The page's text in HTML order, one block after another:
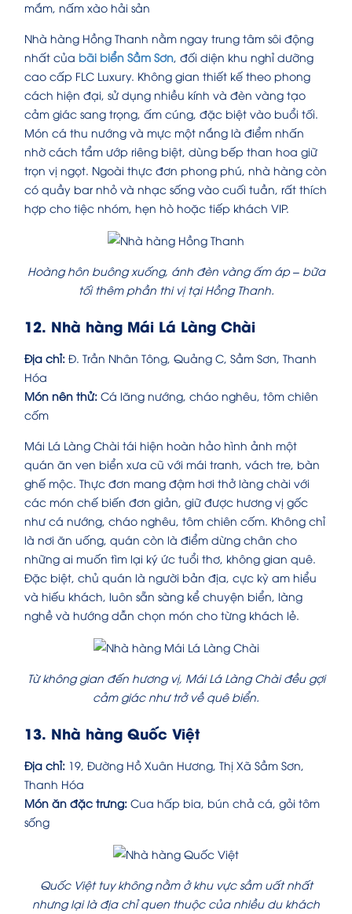
mắm, nấm xào hải sản
Nhà hàng Hồng Thanh nằm ngay trung tâm sôi động
nhất của bãi biển Sầm Sơn , đối diện khu nghỉ dưỡng
cao cấp FLC Luxury. Không gian thiết kế theo phong
cách hiện đại, sử dụng nhiều kính và đèn vàng tạo
cảm giác sang trọng, ấm cúng, đặc biệt vào buổi tối.
Món cá thu nướng và mực một nắng là điểm nhấn
nhờ cách tẩm ướp riêng biệt, dùng bếp than hoa giữ
trọn vị ngọt. Ngoài thực đơn phong phú, nhà hàng còn
có quầy bar nhỏ và nhạc sống vào cuối tuần, rất thích
hợp cho tiệc nhóm, hẹn hò hoặc tiếp khách VIP.
Hoàng hôn buông xuống, ánh đèn vàng ấm áp – bữa
tối thêm phần thi vị tại Hồng Thanh.
12. Nhà hàng Mái Lá Làng Chài
Địa chỉ: Đ. Trần Nhân Tông, Quảng C, Sầm Sơn, Thanh
Hóa
Món nên thử: Cá lăng nướng, cháo nghêu, tôm chiên
cốm
Mái Lá Làng Chài tái hiện hoàn hảo hình ảnh một
quán ăn ven biển xưa cũ với mái tranh, vách tre, bàn
ghế mộc. Thực đơn mang đậm hơi thở làng chài với
các món chế biến đơn giản, giữ được hương vị gốc
như cá nướng, cháo nghêu, tôm chiên cốm. Không chỉ
là nơi ăn uống, quán còn là điểm dừng chân cho
những ai muốn tìm lại ký ức tuổi thơ, không gian quê.
Đặc biệt, chủ quán là người bản địa, cực kỳ am hiểu
và hiếu khách, luôn sẵn sàng kể chuyện biển, làng
nghề và hướng dẫn chọn món cho từng khách lẻ.
Từ không gian đến hương vị, Mái Lá Làng Chài đều gợi
cảm giác như trở về quê biển.
13. Nhà hàng Quốc Việt
Địa chỉ: 19, Đường Hồ Xuân Hương, Thị Xã Sầm Sơn,
Thanh Hóa
Món ăn đặc trưng: Cua hấp bia, bún chả cá, gỏi tôm
sống
Quốc Việt tuy không nằm ở khu vực sầm uất nhất
nhưng lại là địa chỉ quen thuộc của nhiều du khách